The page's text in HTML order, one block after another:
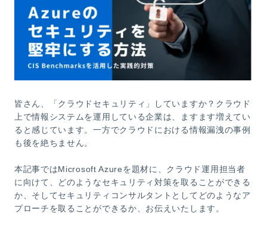
皆さん、「クラウドセキュリティ」していますか？クラウド
上で情報システムを運用している企業は、ますます増えてい
ると感じています。一方でクラウドにおける情報漏洩の事例
も後を絶ちません。
本記事ではMicrosoft Azureを題材に、クラウド運用担当者
に向けて、どのようなセキュリティ対策を取ることができる
か、そしてセキュリティコンサルタントとしてどのようなア
プローチを取ることができるか、お伝えいたします。